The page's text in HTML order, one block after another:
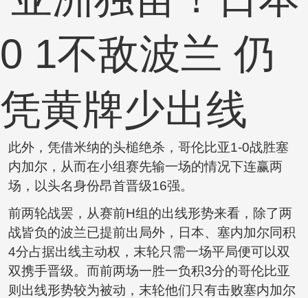
此外，凭借米纳的头槌绝杀，哥伦比亚1-0战胜塞
内加尔，从而在小组赛先输一场的情况下连赢两
场，以头名身份昂首晋级16强。
前两轮战罢，从赛前H组的出线形势来看，除了两
战皆负的波兰已提前出局外，日本、塞内加尔同积
4分占据出线主动权，末轮只需一场平局便可以双
双携手晋级。而前两场一胜一负积3分的哥伦比亚
则出线形势较为被动，末轮他们只有击败塞内加尔